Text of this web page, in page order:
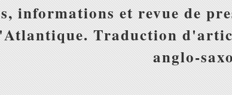
informations et revue de
Traduction
anglo-